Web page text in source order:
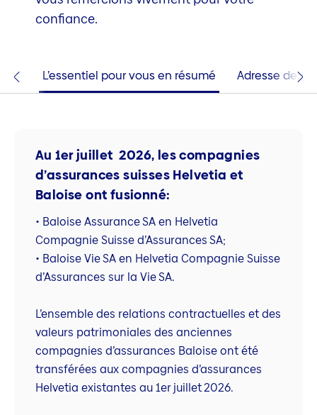
confiance.
L’essentiel pour vous en résumé Adresse de
Au 1er juillet 2026, les compagnies
d’assurances suisses Helvetia et
Baloise ont fusionné:
• Baloise Assurance SA en Helvetia
Compagnie Suisse d’Assurances SA;
• Baloise Vie SA en Helvetia Compagnie Suisse
d’Assurances sur la Vie SA.
L’ensemble des relations contractuelles et des
valeurs patrimoniales des anciennes
compagnies d’assurances Baloise ont été
transférées aux compagnies d’assurances
Helvetia existantes au 1er juillet 2026.